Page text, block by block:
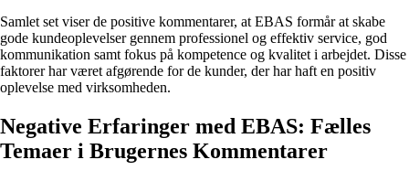
Samlet set viser de positive kommentarer, at EBAS formår at skabe
gode kundeoplevelser gennem professionel og effektiv service, god
kommunikation samt fokus på kompetence og kvalitet i arbejdet. Disse
faktorer har været afgørende for de kunder, der har haft en positiv
oplevelse med virksomheden.
Negative Erfaringer med EBAS: Fælles
Temaer i Brugernes Kommentarer